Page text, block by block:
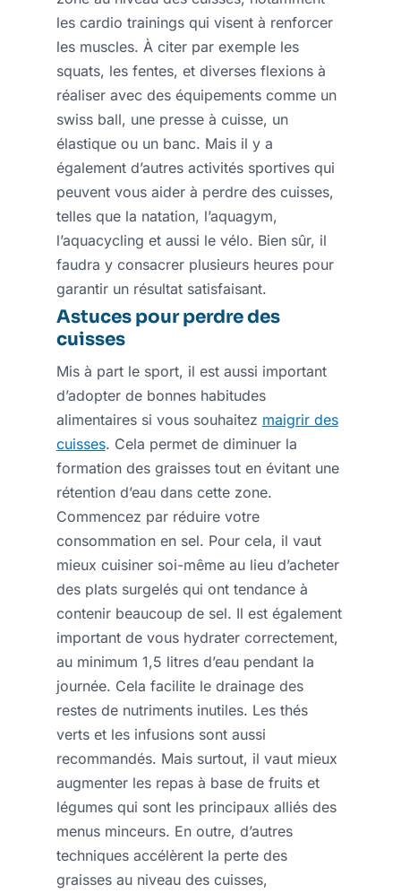
les cardio trainings qui visent à renforcer
les muscles. À citer par exemple les
squats, les fentes, et diverses flexions à
réaliser avec des équipements comme un
swiss ball, une presse à cuisse, un
élastique ou un banc. Mais il y a
également d’autres activités sportives qui
peuvent vous aider à perdre des cuisses,
telles que la natation, l’aquagym,
l’aquacycling et aussi le vélo. Bien sûr, il
faudra y consacrer plusieurs heures pour
garantir un résultat satisfaisant.
Astuces pour perdre des
cuisses
Mis à part le sport, il est aussi important
d’adopter de bonnes habitudes
alimentaires si vous souhaitez maigrir des
cuisses. Cela permet de diminuer la
formation des graisses tout en évitant une
rétention d’eau dans cette zone.
Commencez par réduire votre
consommation en sel. Pour cela, il vaut
mieux cuisiner soi-même au lieu d’acheter
des plats surgelés qui ont tendance à
contenir beaucoup de sel. Il est également
important de vous hydrater correctement,
au minimum 1,5 litres d’eau pendant la
journée. Cela facilite le drainage des
restes de nutriments inutiles. Les thés
verts et les infusions sont aussi
recommandés. Mais surtout, il vaut mieux
augmenter les repas à base de fruits et
légumes qui sont les principaux alliés des
menus minceurs. En outre, d’autres
techniques accélèrent la perte des
graisses au niveau des cuisses,